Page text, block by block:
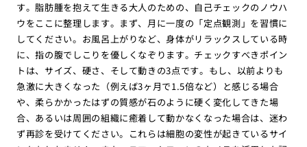
す。脂肪腫を抱えて生きる大人のための、自己チェックのノウハ
ウをここに整理します。まず、月に一度の「定点観測」を習慣に
してください。お風呂上がりなど、身体がリラックスしている時
に、指の腹でしこりを優しくなぞります。チェックすべきポイン
トは、サイズ、硬さ、そして動きの3点です。もし、以前よりも
急激に大きくなった（例えば3ヶ月で1.5倍など）と感じる場合
や、柔らかかったはずの質感が石のように硬く変化してきた場
合、あるいは周囲の組織に癒着して動かなくなった場合は、迷わ
ず再診を受けてください。これらは細胞の変性が起きているサイ